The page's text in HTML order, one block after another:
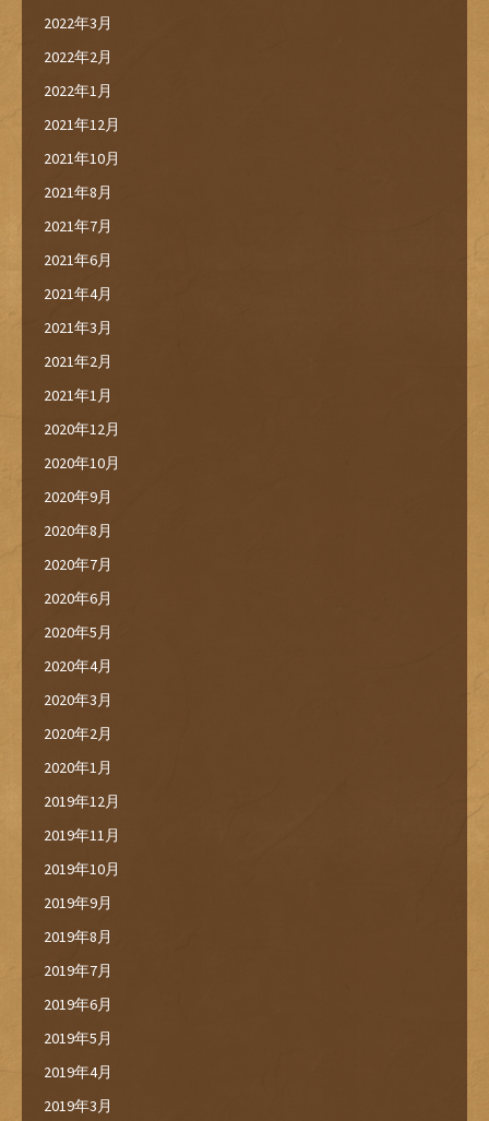
2022年3月
2022年2月
2022年1月
2021年12月
2021年10月
2021年8月
2021年7月
2021年6月
2021年4月
2021年3月
2021年2月
2021年1月
2020年12月
2020年10月
2020年9月
2020年8月
2020年7月
2020年6月
2020年5月
2020年4月
2020年3月
2020年2月
2020年1月
2019年12月
2019年11月
2019年10月
2019年9月
2019年8月
2019年7月
2019年6月
2019年5月
2019年4月
2019年3月